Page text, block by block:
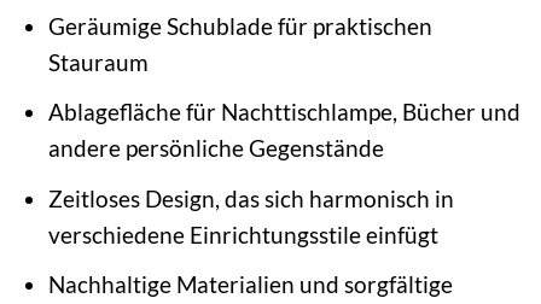
Geräumige Schublade für praktischen
Stauraum
Ablagefläche für Nachttischlampe, Bücher und
andere persönliche Gegenstände
Zeitloses Design, das sich harmonisch in
verschiedene Einrichtungsstile einfügt
Nachhaltige Materialien und sorgfältige